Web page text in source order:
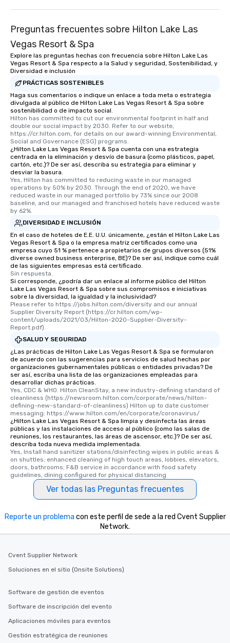
Preguntas frecuentes sobre Hilton Lake Las
Vegas Resort & Spa
Explore las preguntas hechas con frecuencia sobre Hilton Lake Las
Vegas Resort & Spa respecto a la Salud y seguridad, Sostenibilidad, y
Diversidad e inclusión
PRÁCTICAS SOSTENIBLES
Haga sus comentarios o indique un enlace a toda meta o estrategia
divulgada al público de Hilton Lake Las Vegas Resort & Spa sobre
sostenibilidad o de impacto social.
Hilton has committed to cut our environmental footprint in half and
double our social impact by 2030. Refer to our website,
https://cr.hilton.com, for details on our award-winning Environmental,
Social and Governance (ESG) programs.
¿Hilton Lake Las Vegas Resort & Spa cuenta con una estrategia
centrada en la eliminación y desvío de basura (como plásticos, papel,
cartón, etc.)? De ser así, describa su estrategia para eliminar y
desviar la basura.
Yes, Hilton has committed to reducing waste in our managed
operations by 50% by 2030. Through the end of 2020, we have
reduced waste in our managed portfolio by 73% since our 2008
baseline, and our managed and franchised hotels have reduced waste
by 62%.
DIVERSIDAD E INCLUSIÓN
En el caso de hoteles de E.E. U.U. únicamente, ¿están el Hilton Lake Las
Vegas Resort & Spa o la empresa matriz certificados como una
empresa cuyo 51 % pertenece a propietarios de grupos diversos (51%
diverse owned business enterprise, BE)? De ser así, indique como cuál
de las siguientes empresas está certificado.
Sin respuesta.
Si corresponde, ¿podría dar un enlace al informe público del Hilton
Lake Las Vegas Resort & Spa sobre sus compromisos e iniciativas
sobre la diversidad, la igualdad y la inclusividad?
Please refer to https://jobs.hilton.com/diversity and our annual
Supplier Diversity Report (https://cr.hilton.com/wp-
content/uploads/2021/03/Hilton-2020-Supplier-Diversity-
Report.pdf).
SALUD Y SEGURIDAD
¿Las prácticas de Hilton Lake Las Vegas Resort & Spa se formularon
de acuerdo con las sugerencias para servicios de salud hechas por
organizaciones gubernamentales públicas o entidades privadas? De
ser así, escriba una lista de las organizaciones empleadas para
desarrollar dichas prácticas.
Yes, CDC & WHO. Hilton CleanStay, a new industry-defining standard of
cleanliness (https://newsroom.hilton.com/corporate/news/hilton-
defining-new-standard-of-cleanliness) Hilton up to date customer
messaging: https://www.hilton.com/en/corporate/coronavirus/
¿Hilton Lake Las Vegas Resort & Spa limpia y desinfecta las áreas
públicas y las instalaciones de acceso al público (como las salas de
reuniones, los restaurantes, las áreas de ascensor, etc.)? De ser así,
describa toda nueva medida implementada.
Yes, Install hand sanitizer stations/disinfecting wipes in public areas &
on shuttles; enhanced cleaning of high touch areas, lobbies, elevators,
doors, bathrooms; F&B service in accordance with food safety
guidelines, dining configured for physical distancing
Ver todas las Preguntas frecuentes
Reporte un problema con este perfil de sede a la red Cvent Supplier
Network.
Cvent Supplier Network
Soluciones en el sitio (Onsite Solutions)
Software de gestión de eventos
Software de inscripción del evento
Aplicaciones móviles para eventos
Gestión estratégica de reuniones